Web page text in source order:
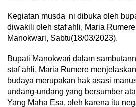
Kegiatan musda ini dibuka oleh
diwakili oleh staf ahli, Maria
Manokwari, Sabtu(18/03/2023).
Bupati Manokwari dalam
staf ahli, Maria Rumere
budaya merupakan hak asasi
undang-undang yang bersumber
Yang Maha Esa, oleh karena itu